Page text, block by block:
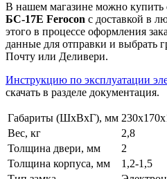
В нашем магазине можно купить
БС-17Е Ferocon с доставкой в
этого в процессе оформления
данные для отправки и выбрать
Почту или Деливери.
Инструкцию по эксплуатации
скачать в разделе документация.
Габариты (ШхВхГ), мм
Вес, кг
2,8
Толщина двери, мм
2
Толщина корпуса, мм
1,2-1,5